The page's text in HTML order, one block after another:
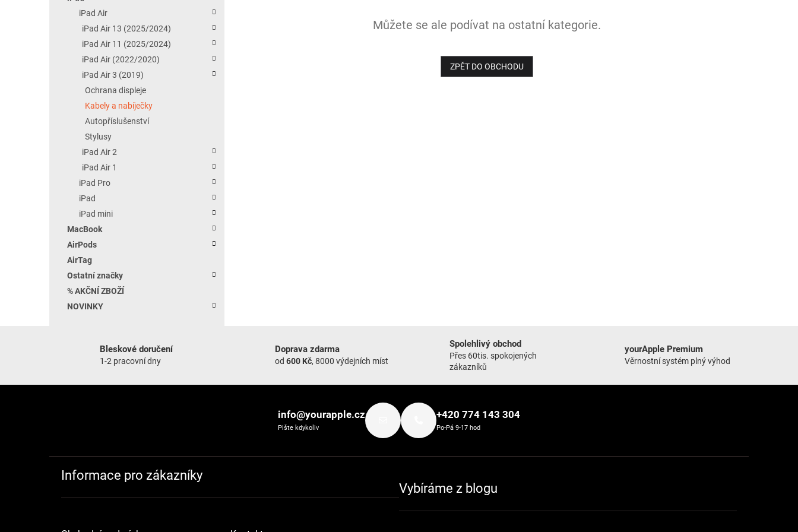
iPad Air
iPad Air 13 (2025/2024)
iPad Air 11 (2025/2024)
iPad Air (2022/2020)
iPad Air 3 (2019)
Ochrana displeje
Kabely a nabíječky
Autopříslušenství
Stylusy
iPad Air 2
iPad Air 1
iPad Pro
iPad
iPad mini
MacBook
AirPods
AirTag
Ostatní značky
% AKČNÍ ZBOŽÍ
NOVINKY
Můžete se ale podívat na ostatní kategorie.
ZPĚT DO OBCHODU
Bleskové doručení
1-2 pracovní dny
Doprava zdarma
od 600 Kč, 8000 výdejních míst
Spolehlivý obchod
Přes 60tis. spokojených
zákazníků
yourApple Premium
Věrnostní systém plný výhod
info@yourapple.cz
Pište kdykoliv
+420 774 143 304
Po-Pá 9-17 hod
Informace pro zákazníky
Vybíráme z blogu